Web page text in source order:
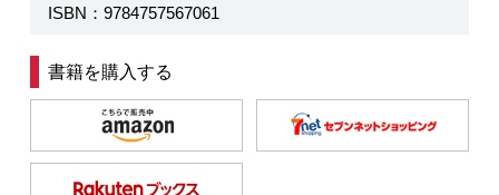
ISBN：9784757567061
書籍を購入する